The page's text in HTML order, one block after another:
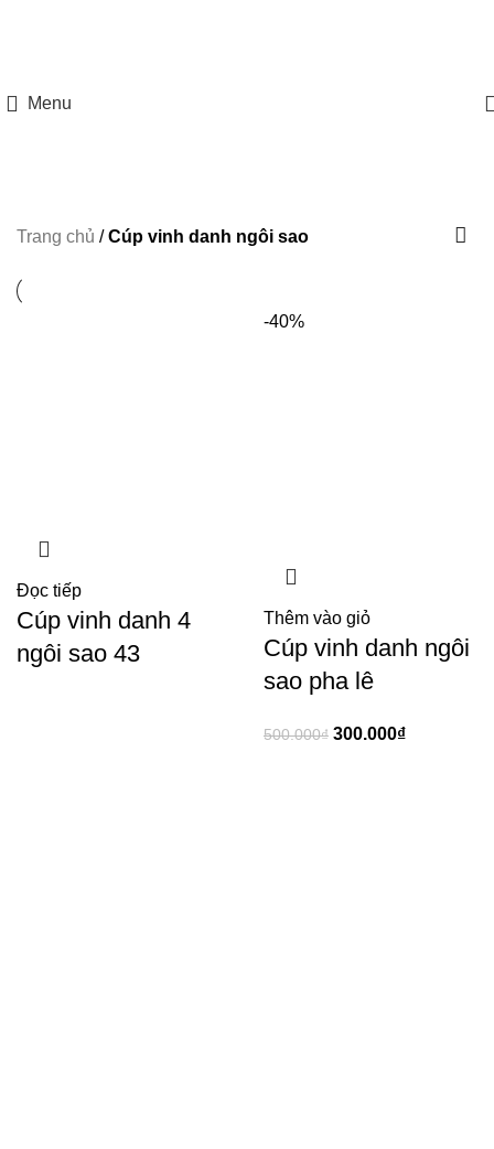
Menu
Trang chủ /Cúp vinh danh ngôi sao
Đọc tiếp
Cúp vinh danh 4
ngôi sao 43
-40%
Thêm vào giỏ
Cúp vinh danh ngôi
sao pha lê
500.000₫ 300.000₫